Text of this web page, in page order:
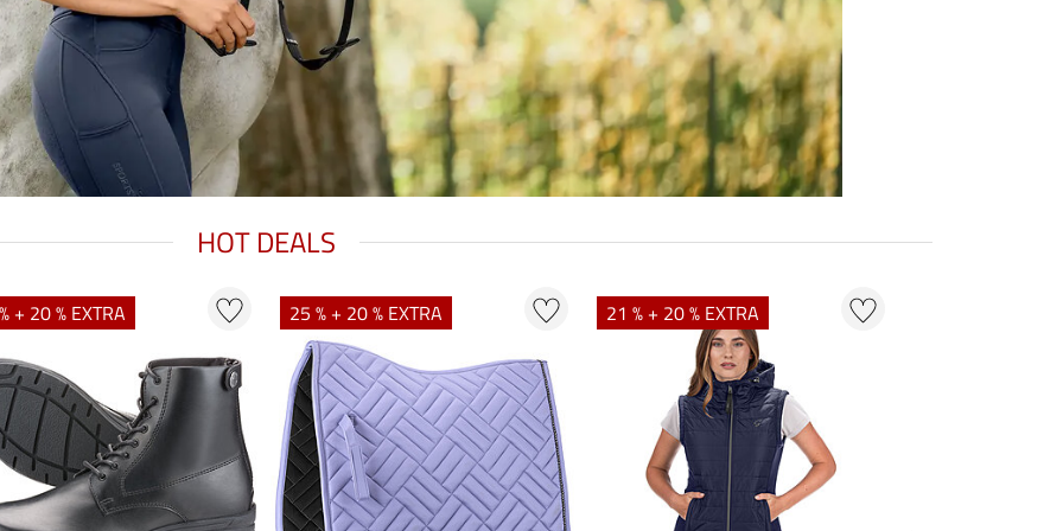
HOT DEALS
+ 20 % EXTRA 25 % + 20 % EXTRA 21 % + 20 % EXTRA